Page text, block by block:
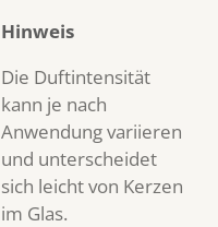
Hinweis
Die Duftintensität
kann je nach
Anwendung variieren
und unterscheidet
sich leicht von Kerzen
im Glas.